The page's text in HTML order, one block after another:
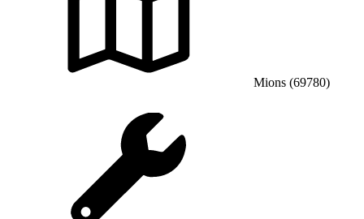
Mions (69780)